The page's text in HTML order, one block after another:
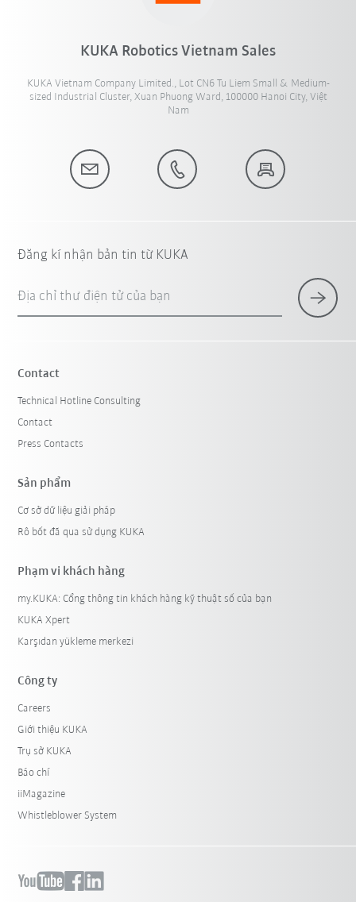
KUKA Robotics Vietnam Sales
KUKA Vietnam Company Limited., Lot CN6 Tu Liem Small & Medium-
sized Industrial Cluster, Xuan Phuong Ward, 100000 Hanoi City, Việt
Nam
Đăng kí nhận bản tin từ KUKA
Địa chỉ thư điện tử của bạn
Contact
Technical Hotline Consulting
Contact
Press Contacts
Sản phẩm
Cơ sở dữ liệu giải pháp
Rô bốt đã qua sử dụng KUKA
Phạm vi khách hàng
my.KUKA: Cổng thông tin khách hàng kỹ thuật số của bạn
KUKA Xpert
Karşıdan yükleme merkezi
Công ty
Careers
Giới thiệu KUKA
Trụ sở KUKA
Báo chí
iiMagazine
Whistleblower System